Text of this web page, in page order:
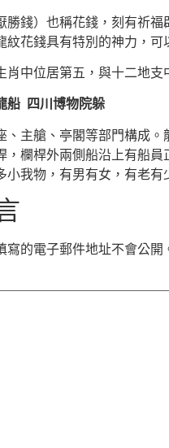
錢）也稱花錢，刻有祈福
紋花錢具有特別的神力，
位居第五，與十二地支
四川博物院躲
艙、亭閣等部門構成。
，欄桿外兩側船沿上有船
小我物，有男有女，有老
寫的電子郵件地址不會公開